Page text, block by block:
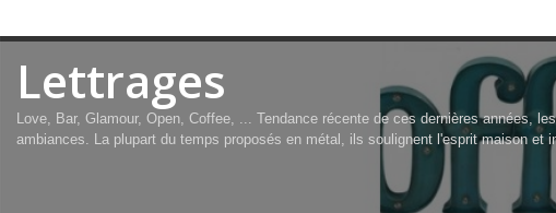
Lettrages
Love, Bar, Glamour, Open, Coffee, ... Tendance récente de ces dernières années,
ambiances. La plupart du temps proposés en métal, ils soulignent l'esprit maison et